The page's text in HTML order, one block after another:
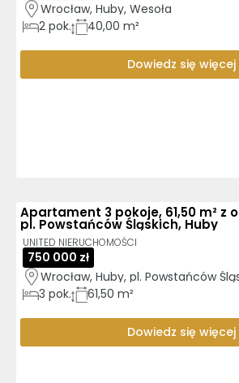
Wrocław, Huby, Wesoła
2 pok. 40,00 m²
Dowiedz się więcej
Apartament 3 pokoje, 61,50 m² z
pl. Powstańców Śląskich, Huby
UNITED NIERUCHOMOŚCI
750 000 zł
Wrocław, Huby, pl. Powstańców
3 pok. 61,50 m²
Dowiedz się więcej